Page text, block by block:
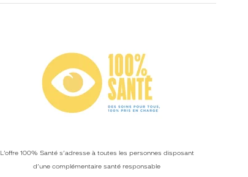
L’offre 100% Santé s’adresse à toutes les personnes disposant
d’une complémentaire santé responsable